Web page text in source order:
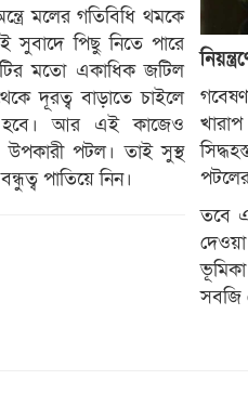
মলের গতিবিধি থমকে
সুবাদে পিছু নিতে পারে
মতো একাধিক জটিল
দূরত্ব বাড়াতে চাইলে
হবে। আর এই কাজেও
পটল। তাই সুস্থ
পাতিয়ে নিন।
তবে
সবজি